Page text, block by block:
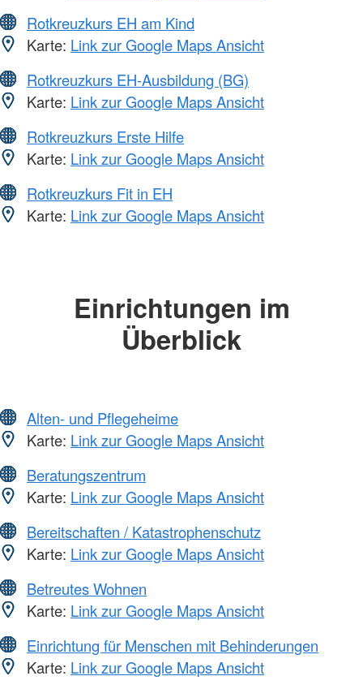
Rotkreuzkurs EH am Kind
Karte: Link zur Google Maps Ansicht
Rotkreuzkurs EH-Ausbildung (BG)
Karte: Link zur Google Maps Ansicht
Rotkreuzkurs Erste Hilfe
Karte: Link zur Google Maps Ansicht
Rotkreuzkurs Fit in EH
Karte: Link zur Google Maps Ansicht
Einrichtungen im
Überblick
Alten- und Pflegeheime
Karte: Link zur Google Maps Ansicht
Beratungszentrum
Karte: Link zur Google Maps Ansicht
Bereitschaften / Katastrophenschutz
Karte: Link zur Google Maps Ansicht
Betreutes Wohnen
Karte: Link zur Google Maps Ansicht
Einrichtung für Menschen mit Behinderungen
Karte: Link zur Google Maps Ansicht